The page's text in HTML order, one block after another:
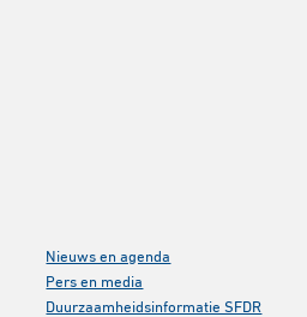
Nieuws en agenda
Pers en media
Duurzaamheidsinformatie SFDR